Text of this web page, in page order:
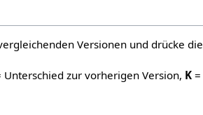
Versionen und drücke die
Unterschied zur vorherigen Version, K =